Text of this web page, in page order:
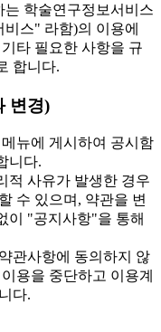
는 학술연구정보서비스
스" 라함)의 이용에
타 필요한 사항을 규
합니다.
변경)
뉴에 게시하여 공시함
니다.
사유가 발생한 경우
수 있으며, 약관을 변
이 "공지사항"을 통해
관사항에 동의하지 않
용을 중단하고 이용계
다.